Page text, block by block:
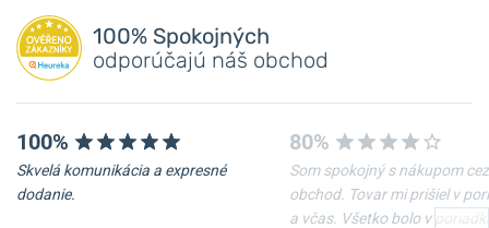
Pridať dotaz
-10%
100% Spokojných
odporúčajú náš obchod
100%
Skvelá komunikácia a expresné
dodanie.
80%
Som spokojný s nákupom cez
obchod. Tovar mi prišiel v
a včas. Všetko bolo v